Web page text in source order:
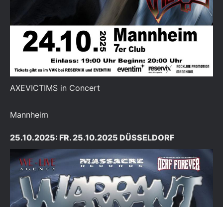
AXEVICTIMS in Concert
Mannheim
25.10.2025: FR. 25.10.2025 DÜSSELDORF